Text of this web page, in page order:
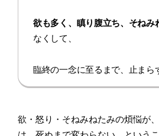
欲も多く、瞋り腹立ち、そねみ
なくして、
臨終の一念に至るまで、止まら
欲・怒り・そねみねたみの煩悩が